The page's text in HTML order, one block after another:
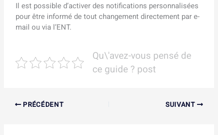
Il est possible d’activer des notifications personnalisées
pour être informé de tout changement directement par e-
mail ou via l’ENT.
Qu\'avez-vous pensé de
ce guide ? post
PRÉCÉDENT SUIVANT